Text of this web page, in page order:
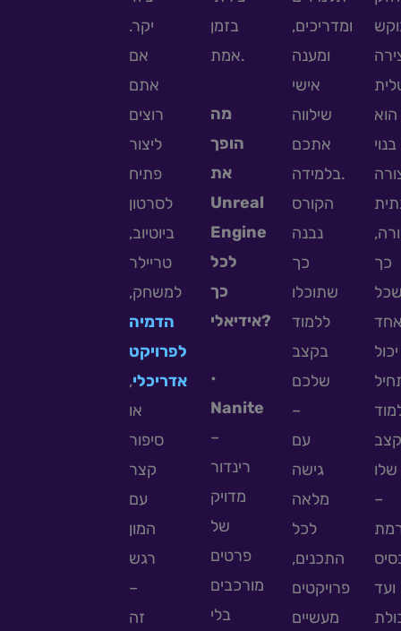
יקר.
אם
אתם
רוצים
ליצור
פתיח
לסרטון
ביוטיוב,
טריילר
למשחק,
הדמיה
לפרויקט
אדריכלי,
או
סיפור
קצר
עם
המון
רגש
–
זה
בזמן
אמת.
מה
הופך
את
Unreal
Engine
לכל
כך
אידיאלי?
•
Nanite
–
רינדור
מדויק
של
פרטים
מורכבים
בלי
ומדריכים,
ומענה
אישי
שילווה
אתכם
בלמידה.
הקורס
נבנה
כך
שתוכלו
ללמוד
בקצב
שלכם
–
עם
גישה
מלאה
לכל
התכנים,
פרויקטים
מעשיים
הוא
בנוי
כך
יכול
שלו
–
ועד